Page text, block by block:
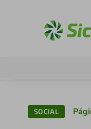
SOCIAL